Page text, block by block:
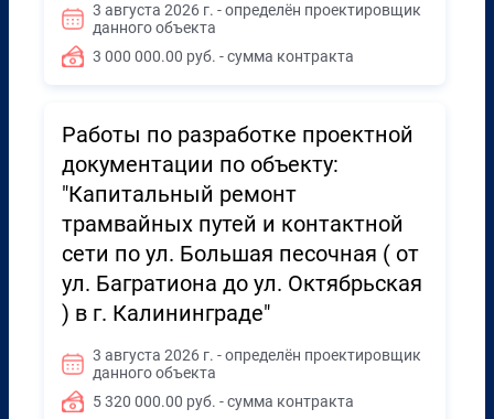
3 августа 2026 г. - определён проектировщик
данного объекта
3 000 000.00 руб. - сумма контракта
Работы по разработке проектной
документации по объекту:
"Капитальный ремонт
трамвайных путей и контактной
сети по ул. Большая песочная ( от
ул. Багратиона до ул. Октябрьская
) в г. Калининграде"
3 августа 2026 г. - определён проектировщик
данного объекта
5 320 000.00 руб. - сумма контракта